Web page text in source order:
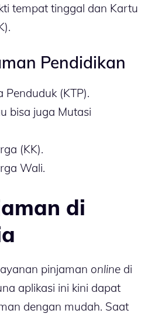
tempat tinggal dan Kartu
Pendidikan
Penduduk (KTP).
bisa juga Mutasi
(KK).
Wali.
di
pinjaman online di
aplikasi ini kini dapat
dengan mudah. Saat